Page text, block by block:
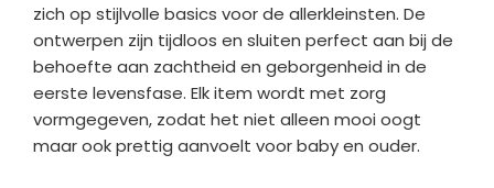
zich op stijlvolle basics voor de allerkleinsten. De
ontwerpen zijn tijdloos en sluiten perfect aan bij de
behoefte aan zachtheid en geborgenheid in de
eerste levensfase. Elk item wordt met zorg
vormgegeven, zodat het niet alleen mooi oogt
maar ook prettig aanvoelt voor baby en ouder.